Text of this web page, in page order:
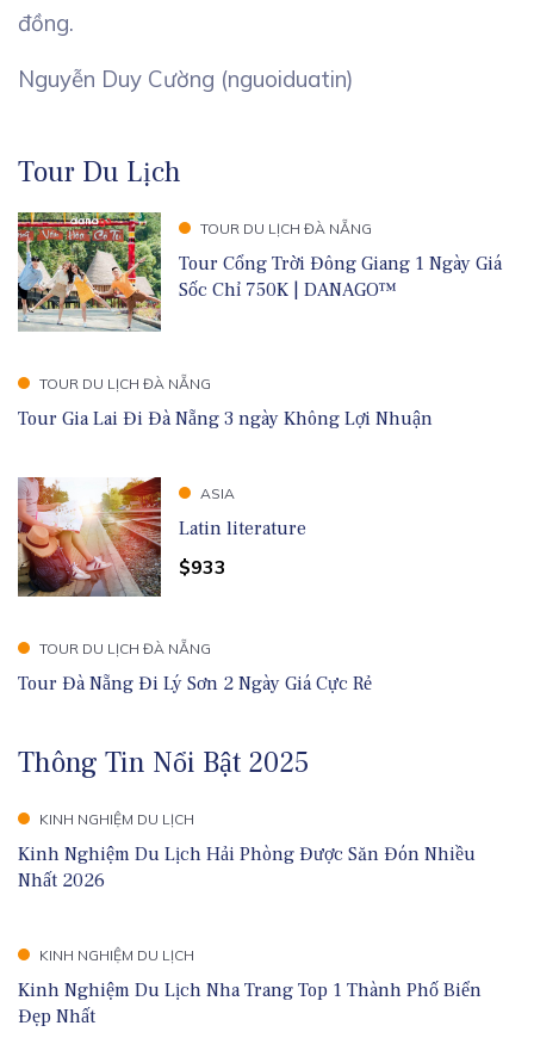
đồng.
Nguyễn Duy Cường (nguoiduatin)
Tour Du Lịch
TOUR DU LỊCH ĐÀ NẴNG
Tour Cổng Trời Đông Giang 1 Ngày Giá
Sốc Chỉ 750K | DANAGO™
TOUR DU LỊCH ĐÀ NẴNG
Tour Gia Lai Đi Đà Nẵng 3 ngày Không Lợi Nhuận
ASIA
Latin literature
$933
TOUR DU LỊCH ĐÀ NẴNG
Tour Đà Nẵng Đi Lý Sơn 2 Ngày Giá Cực Rẻ
Thông Tin Nổi Bật 2025
KINH NGHIỆM DU LỊCH
Kinh Nghiệm Du Lịch Hải Phòng Được Săn Đón Nhiều
Nhất 2026
KINH NGHIỆM DU LỊCH
Kinh Nghiệm Du Lịch Nha Trang Top 1 Thành Phố Biển
Đẹp Nhất